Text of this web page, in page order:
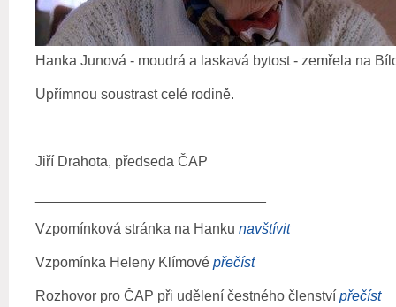
Hanka Junová - moudrá a laskavá bytost - zemřela na
Upřímnou soustrast celé rodině.
Jiří Drahota, předseda ČAP
Vzpomínková stránka na Hanku navštívit
Vzpomínka Heleny Klímové přečíst
Rozhovor pro ČAP při udělení čestného členství přečíst